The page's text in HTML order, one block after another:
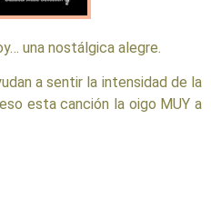
una nostálgica alegre.
a sentir la intensidad de la
esta canción la oigo MUY a